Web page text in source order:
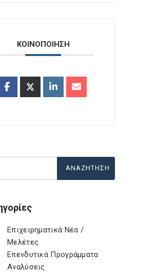
ΚΟΙΝΟΠΟΙΗΣΗ
Επιχειρηματικά Νέα /
Μελέτες
Επενδυτικά Προγράμματα
Αναλύσεις